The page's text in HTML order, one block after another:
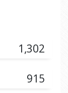
1,302
915